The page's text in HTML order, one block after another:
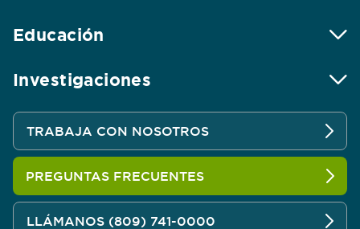
Educación
Investigaciones
TRABAJA CON NOSOTROS
PREGUNTAS FRECUENTES
LLÁMANOS (809) 741-0000